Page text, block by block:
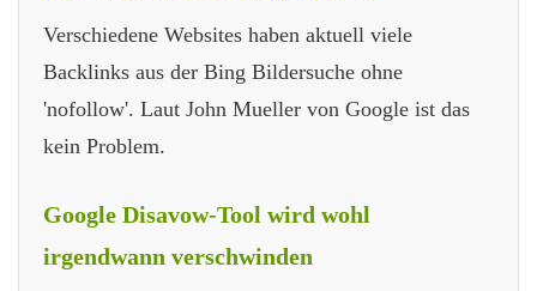
Verschiedene Websites haben aktuell viele
Backlinks aus der Bing Bildersuche ohne
'nofollow'. Laut John Mueller von Google ist das
kein Problem.
Google Disavow-Tool wird wohl
irgendwann verschwinden